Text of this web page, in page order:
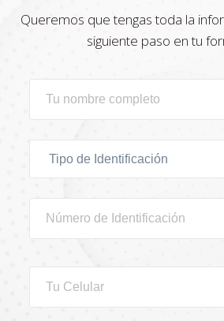
Queremos que tengas toda la
siguiente paso en tu